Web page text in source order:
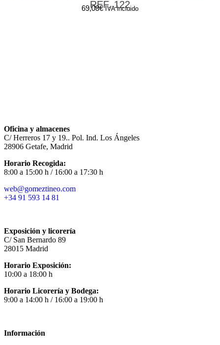
REF. 122
69,08€ IVA incluido
Oficina y almacenes
C/ Herreros 17 y 19.. Pol. Ind. Los Ángeles
28906 Getafe, Madrid
Horario Recogida:
8:00 a 15:00 h / 16:00 a 17:30 h
web@gomeztineo.com
+34 91 593 14 81
Exposición y licorería
C/ San Bernardo 89
28015 Madrid
Horario Exposición:
10:00 a 18:00 h
Horario Licorería y Bodega:
9:00 a 14:00 h / 16:00 a 19:00 h
Información